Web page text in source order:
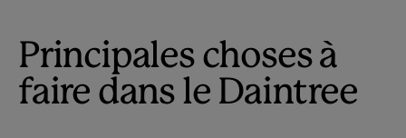
Principales choses à
faire dans le Daintree